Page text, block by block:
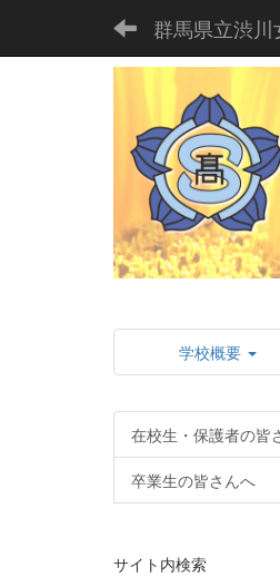
群馬県立渋
学校概要
在校生・保護者の皆
卒業生の皆さんへ
サイト内検索